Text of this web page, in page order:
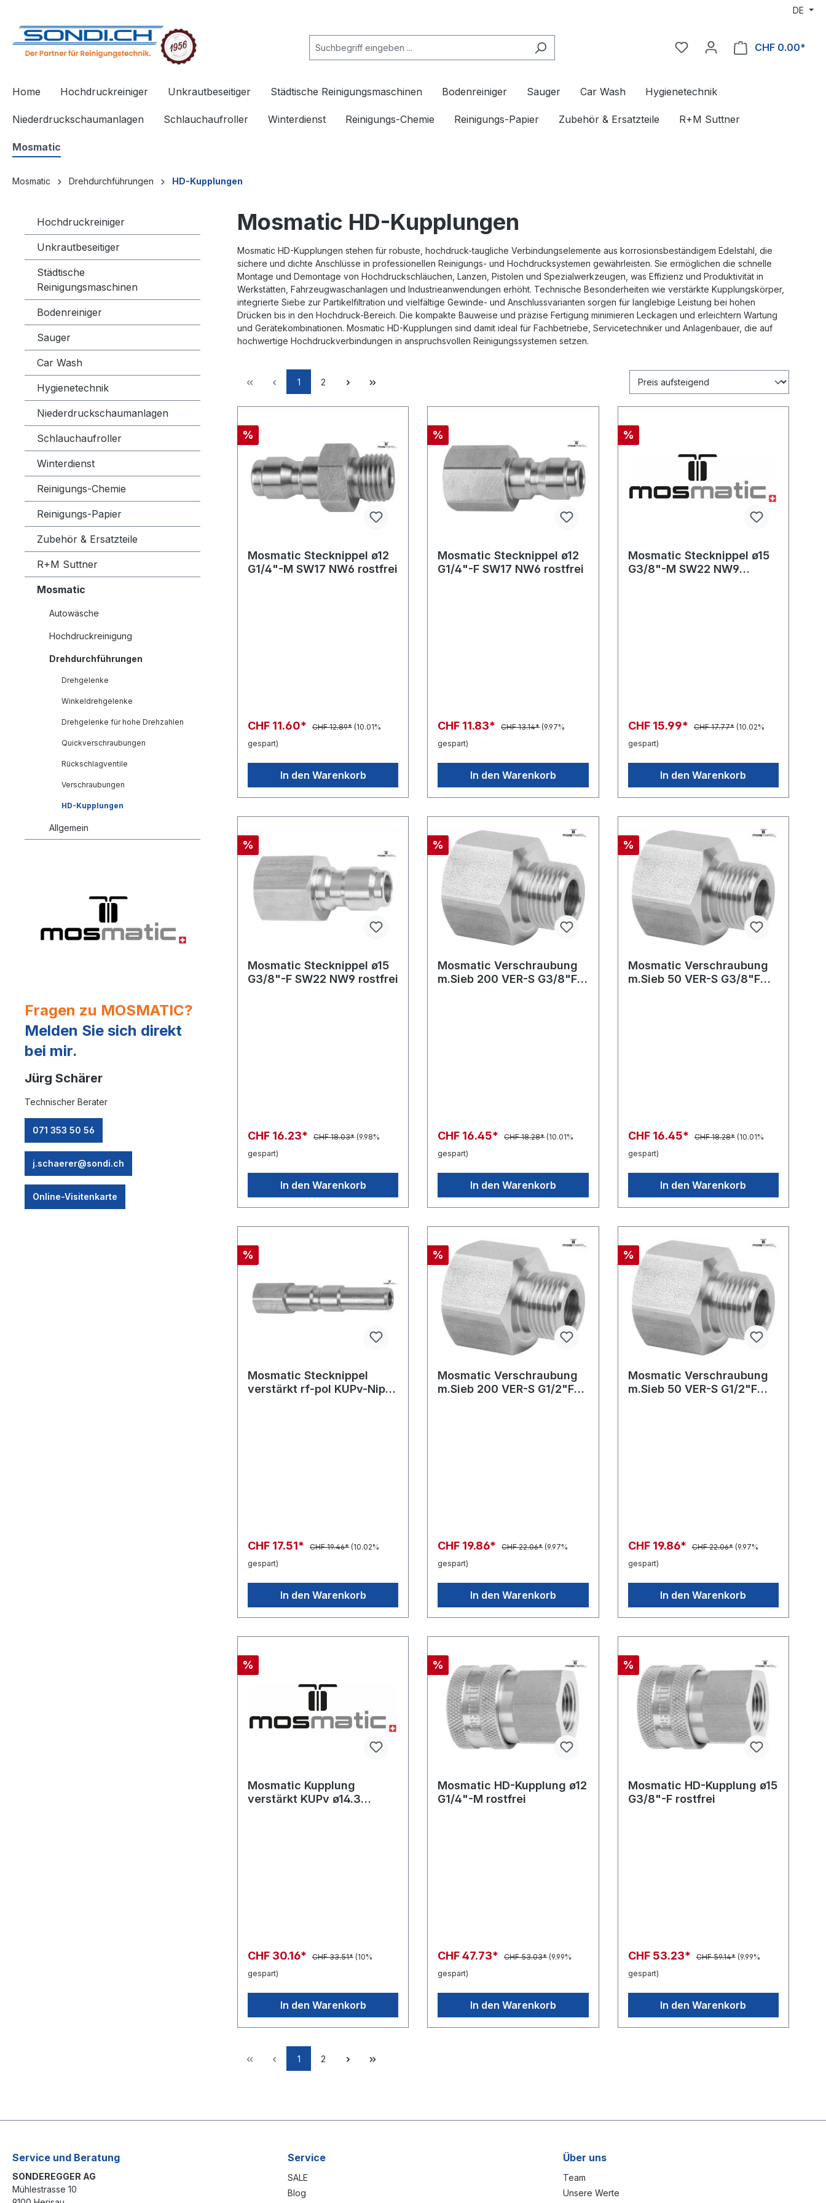
DE
CHF 0.00*
Home Hochdruckreiniger Unkrautbeseitiger Städtische Reinigungsmaschinen Bodenreiniger Sauger Car Wash Hygienetechnik
Niederdruckschaumanlagen Schlauchaufroller Winterdienst Reinigungs-Chemie Reinigungs-Papier Zubehör & Ersatzteile R+M Suttner
Mosmatic
Mosmatic Drehdurchführungen HD-Kupplungen
Hochdruckreiniger
Unkrautbeseitiger
Städtische
Reinigungsmaschinen
Bodenreiniger
Sauger
Car Wash
Hygienetechnik
Niederdruckschaumanlagen
Schlauchaufroller
Winterdienst
Reinigungs-Chemie
Reinigungs-Papier
Zubehör & Ersatzteile
R+M Suttner
Mosmatic
Autowäsche
Hochdruckreinigung
Drehdurchführungen
Drehgelenke
Winkeldrehgelenke
Drehgelenke für hohe Drehzahlen
Quickverschraubungen
Rückschlagventile
Verschraubungen
HD-Kupplungen
Allgemein
Fragen zu MOSMATIC?
Melden Sie sich direkt
bei mir.
Jürg Schärer
Technischer Berater
071 353 50 56
j.schaerer@sondi.ch
Online-Visitenkarte
Mosmatic HD-Kupplungen
Mosmatic HD-Kupplungen stehen für robuste, hochdruck-taugliche Verbindungselemente aus korrosionsbeständigem Edelstahl, die
sichere und dichte Anschlüsse in professionellen Reinigungs- und Hochdrucksystemen gewährleisten. Sie ermöglichen die schnelle
Montage und Demontage von Hochdruckschläuchen, Lanzen, Pistolen und Spezialwerkzeugen, was Effizienz und Produktivität in
Werkstätten, Fahrzeugwaschanlagen und Industrieanwendungen erhöht. Technische Besonderheiten wie verstärkte Kupplungskörper,
integrierte Siebe zur Partikelfiltration und vielfältige Gewinde- und Anschlussvarianten sorgen für langlebige Leistung bei hohen
Drücken bis in den Hochdruck-Bereich. Die kompakte Bauweise und präzise Fertigung minimieren Leckagen und erleichtern Wartung
und Gerätekombinationen. Mosmatic HD-Kupplungen sind damit ideal für Fachbetriebe, Servicetechniker und Anlagenbauer, die auf
hochwertige Hochdruckverbindungen in anspruchsvollen Reinigungssystemen setzen.
1 2
%
Mosmatic Stecknippel ø12
G1/4"-M SW17 NW6 rostfrei
CHF 11.60* CHF 12.89* (10.01%
gespart)
In den Warenkorb
%
Mosmatic Stecknippel ø12
G1/4"-F SW17 NW6 rostfrei
CHF 11.83* CHF 13.14* (9.97%
gespart)
In den Warenkorb
%
Mosmatic Stecknippel ø15
G3/8"-M SW22 NW9
CHF 15.99* CHF 17.77* (10.02%
gespart)
In den Warenkorb
%
Mosmatic Stecknippel ø15
G3/8"-F SW22 NW9 rostfrei
CHF 16.23* CHF 18.03* (9.98%
gespart)
In den Warenkorb
%
Mosmatic Verschraubung
m.Sieb 200 VER-S G3/8"F
CHF 16.45* CHF 18.28* (10.01%
gespart)
In den Warenkorb
%
Mosmatic Verschraubung
m.Sieb 50 VER-S G3/8"F
CHF 16.45* CHF 18.28* (10.01%
gespart)
In den Warenkorb
%
Mosmatic Stecknippel
verstärkt rf-pol KUPv-Nip
CHF 17.51* CHF 19.46* (10.02%
gespart)
In den Warenkorb
%
Mosmatic Verschraubung
m.Sieb 200 VER-S G1/2"F
CHF 19.86* CHF 22.06* (9.97%
gespart)
In den Warenkorb
%
Mosmatic Verschraubung
m.Sieb 50 VER-S G1/2"F
CHF 19.86* CHF 22.06* (9.97%
gespart)
In den Warenkorb
%
Mosmatic Kupplung
verstärkt KUPv ø14.3
CHF 30.16* CHF 33.51* (10%
gespart)
In den Warenkorb
%
Mosmatic HD-Kupplung ø12
G1/4"-M rostfrei
CHF 47.73* CHF 53.03* (9.99%
gespart)
In den Warenkorb
%
Mosmatic HD-Kupplung ø15
G3/8"-F rostfrei
CHF 53.23* CHF 59.14* (9.99%
gespart)
In den Warenkorb
1 2
Service und Beratung
SONDEREGGER AG
Mühlestrasse 10
Service
SALE
Blog
Über uns
Team
Unsere Werte